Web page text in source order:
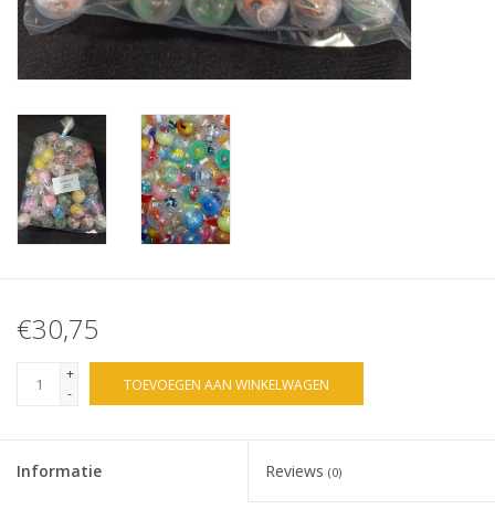
Klein speelgoed
Snoep / kauwgomballen
€30,75
+
-
TOEVOEGEN AAN WINKELWAGEN
Informatie Reviews (0)